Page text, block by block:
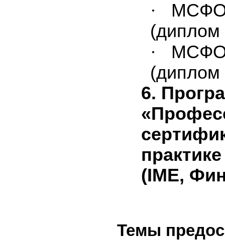
·
(диплом
·
(диплом
6.
(IME,
Темы